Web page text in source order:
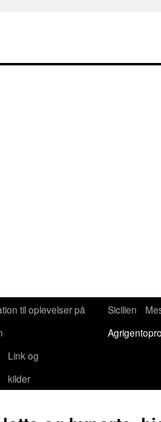
til oplevelser på
Sicilien
Link og
kilder